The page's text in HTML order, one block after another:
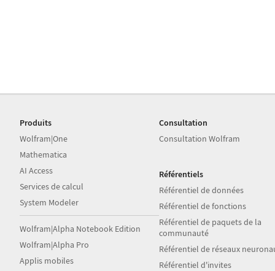
Produits
Wolfram|One
Mathematica
AI Access
Services de calcul
System Modeler
Wolfram|Alpha Notebook Edition
Wolfram|Alpha Pro
Applis mobiles
Consultation
Consultation Wolfram
Référentiels
Référentiel de données
Référentiel de fonctions
Référentiel de paquets de la
communauté
Référentiel de réseaux
Référentiel d'invites